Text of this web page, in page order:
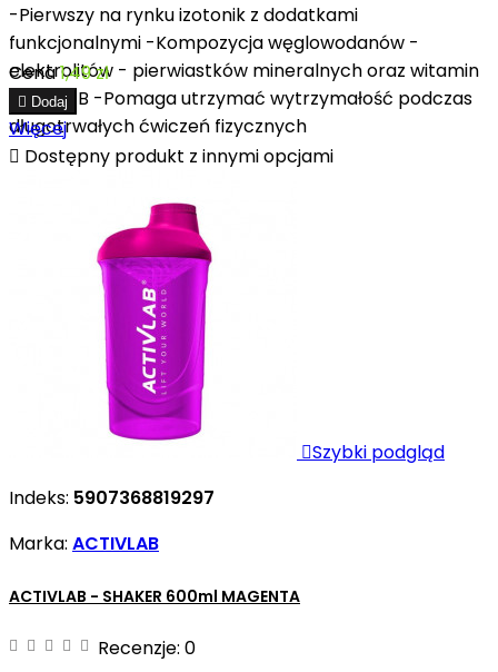
-Pierwszy na rynku izotonik z dodatkami
funkcjonalnymi -Kompozycja węglowodanów -
elektrolitów - pierwiastków mineralnych oraz witamin
z grupy B -Pomaga utrzymać wytrzymałość podczas
długotrwałych ćwiczeń fizycznych
Cena1,49 zł
 Dodaj
Więcej
 Dostępny produkt z innymi opcjami
Szybki podgląd
Indeks: 5907368819297
Marka: ACTIVLAB
ACTIVLAB - SHAKER 600ml MAGENTA
Recenzje: 0